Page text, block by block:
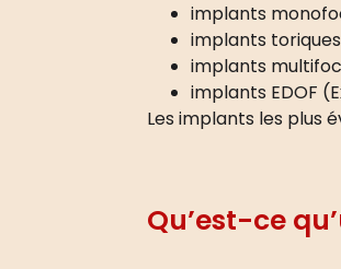
implants
implants
implants
implants EDOF
Les implants les plus
Qu’est-ce